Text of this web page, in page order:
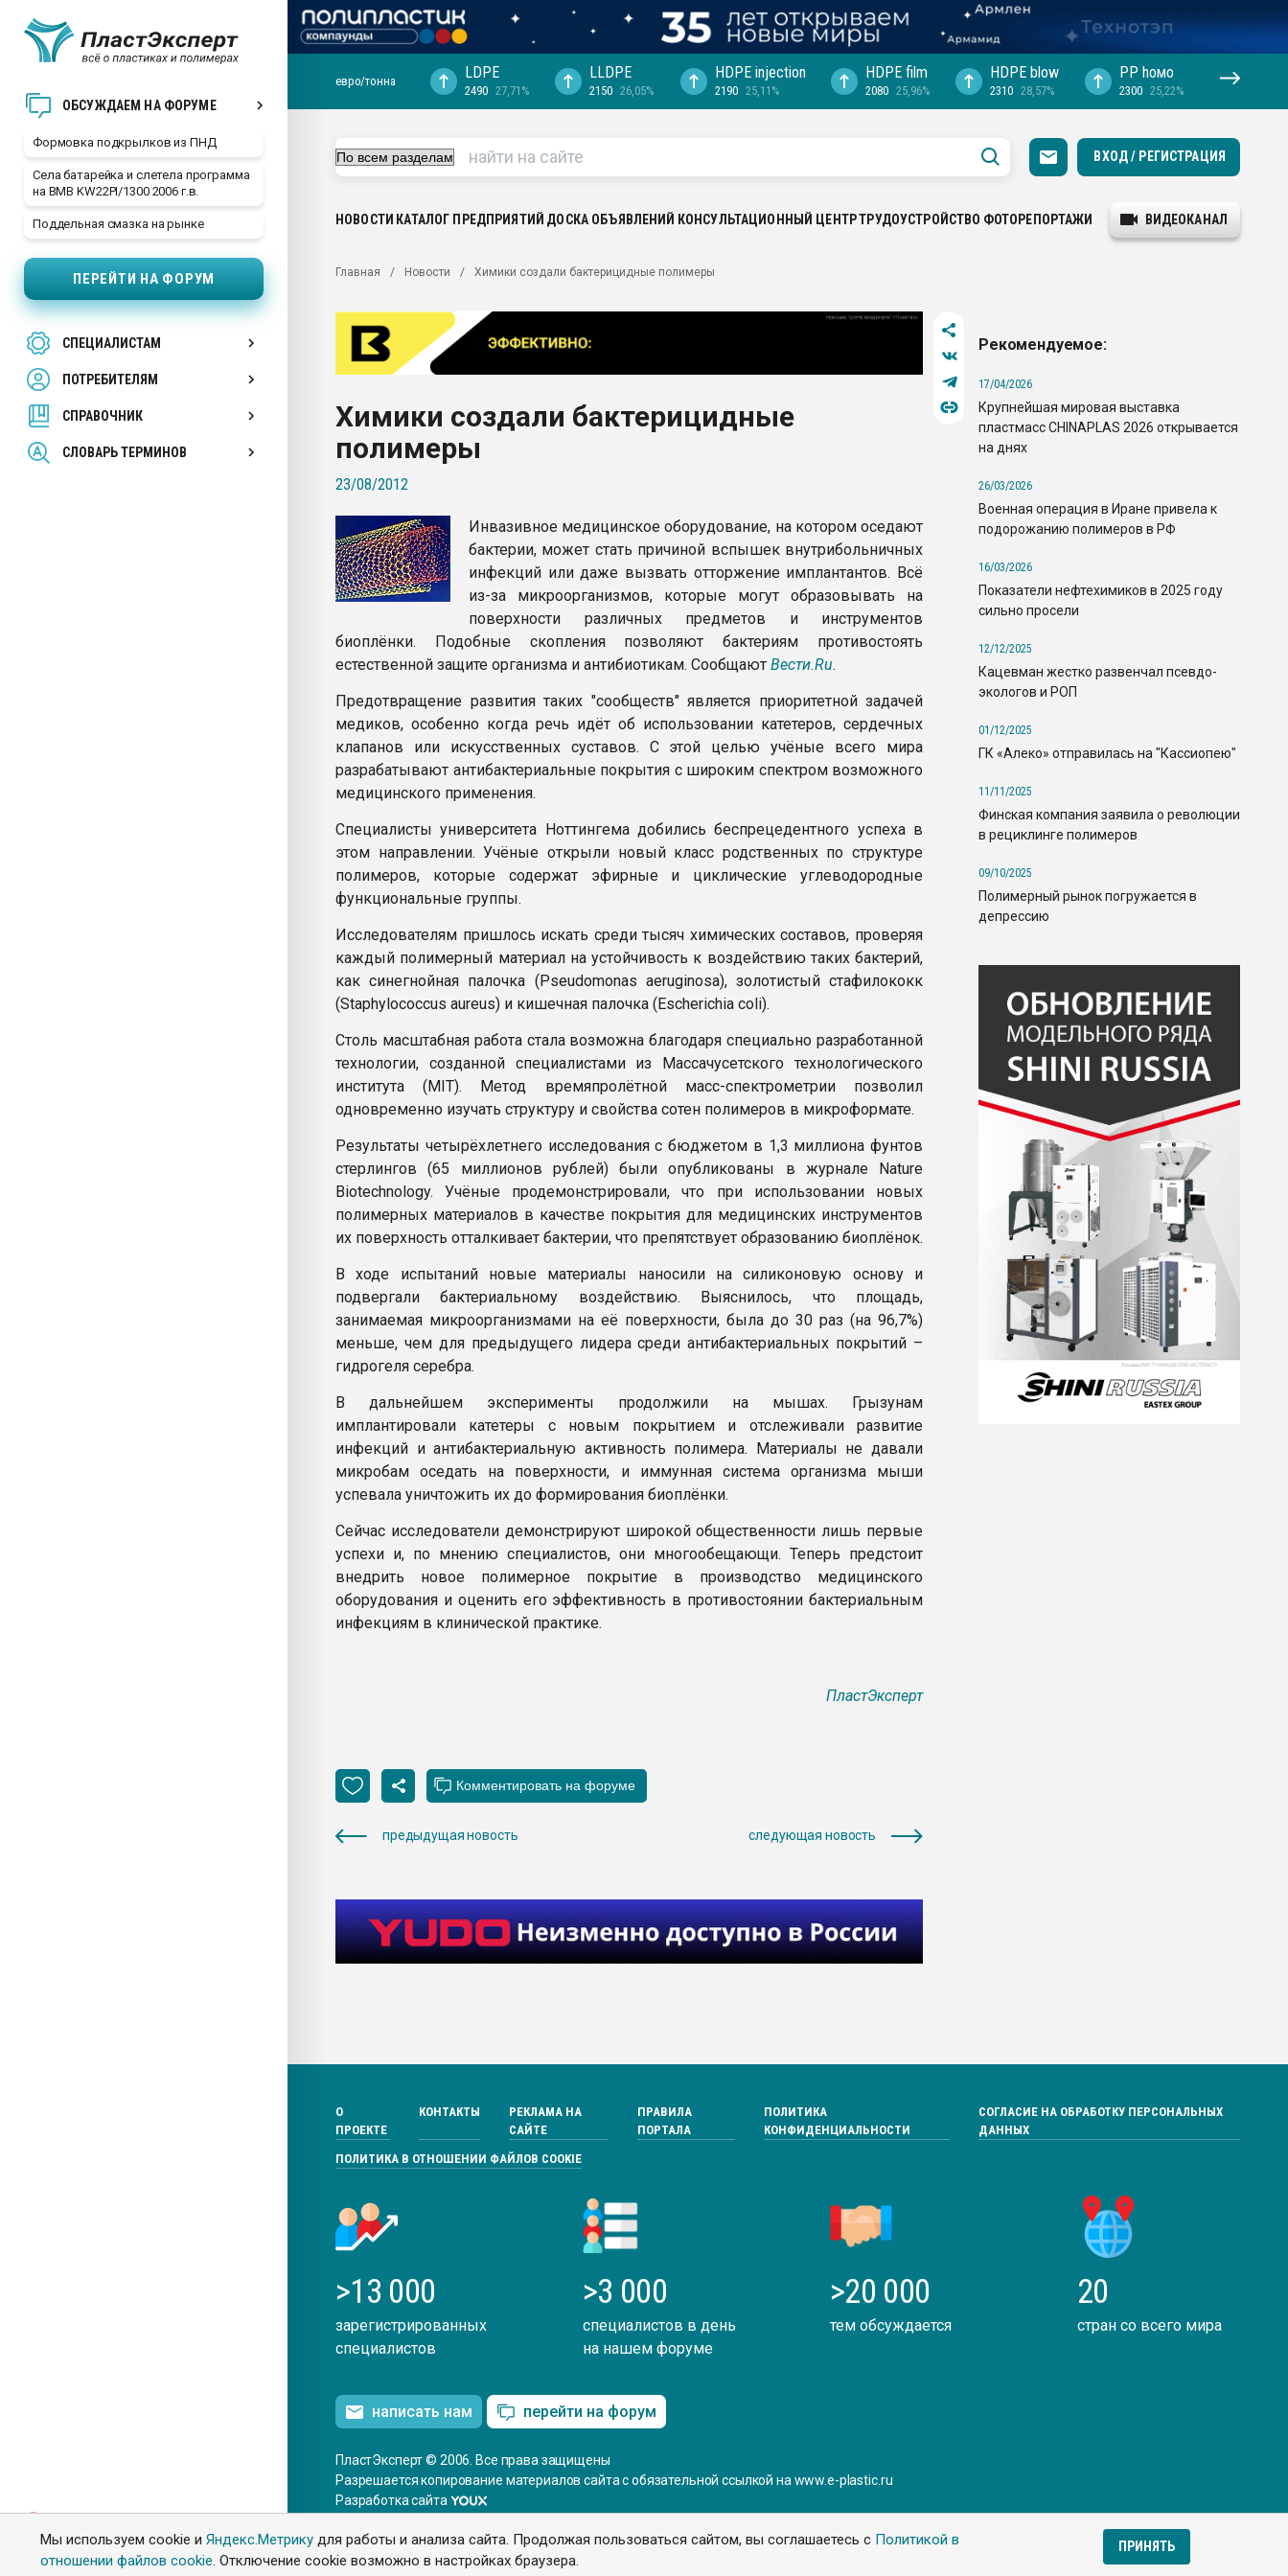
Мы используем cookie иЯндекс.Метрику для работы и анализа сайта. Продолжая пользоваться сайтом, вы соглашаетесь с Политикой в
отношении файлов cookie. Отключение cookie возможно в настройках браузера.
ПРИНЯТЬ
ОБСУЖДАЕМ НА ФОРУМЕ
Формовка подкрылков из ПНД
Села батарейка и слетела программа
на BMB KW22PI/1300 2006 г.в.
Поддельная смазка на рынке
ПЕРЕЙТИ НА ФОРУМ
СПЕЦИАЛИСТАМ
ПОТРЕБИТЕЛЯМ
СПРАВОЧНИК
СЛОВАРЬ ТЕРМИНОВ
29.07.2026 ФРП помог "Ижевскому
Вакуум-формовочные машины:
28.07.2026 Автоматизация выходит на
первый план в переработке
пластмасс
ситуацией на строительном рынке
Всё, что касается выдува ПЭТ
бутылок
ПЕРЕЙТИ НА ФОРУМ
евро/тонна LDPE
2490 27,71%
LLDPE
2150 26,05%
HDPE injection
2190 25,11%
HDPE film
2080 25,96%
HDPE blow
2310 28,57%
PP hомо
2300 25,22%
ВХОД / РЕГИСТРАЦИЯ
НОВОСТИ КАТАЛОГ ПРЕДПРИЯТИЙ ДОСКА ОБЪЯВЛЕНИЙ КОНСУЛЬТАЦИОННЫЙ ЦЕНТРТРУДОУСТРОЙСТВО ФОТОРЕПОРТАЖИ ВИДЕОКАНАЛ
Главная Новости Химики создали бактерицидные полимеры
Химики создали бактерицидные
полимеры
23/08/2012
Инвазивное медицинское оборудование, на котором оседают
бактерии, может стать причиной вспышек внутрибольничных
инфекций или даже вызвать отторжение имплантантов. Всё
из-за микроорганизмов, которые могут образовывать на
поверхности различных предметов и инструментов
биоплёнки. Подобные скопления позволяют бактериям противостоять
естественной защите организма и антибиотикам. Сообщают Вести.Ru.
Предотвращение развития таких "сообществ" является приоритетной задачей
медиков, особенно когда речь идёт об использовании катетеров, сердечных
клапанов или искусственных суставов. С этой целью учёные всего мира
разрабатывают антибактериальные покрытия с широким спектром возможного
медицинского применения.
Специалисты университета Ноттингема добились беспрецедентного успеха в
этом направлении. Учёные открыли новый класс родственных по структуре
полимеров, которые содержат эфирные и циклические углеводородные
функциональные группы.
Исследователям пришлось искать среди тысяч химических составов, проверяя
каждый полимерный материал на устойчивость к воздействию таких бактерий,
как синегнойная палочка (Pseudomonas aeruginosa), золотистый стафилококк
(Staphylococcus aureus) и кишечная палочка (Escherichia coli).
Столь масштабная работа стала возможна благодаря специально разработанной
технологии, созданной специалистами из Массачусетского технологического
института (MIT). Метод времяпролётной масс-спектрометрии позволил
одновременно изучать структуру и свойства сотен полимеров в микроформате.
Результаты четырёхлетнего исследования с бюджетом в 1,3 миллиона фунтов
стерлингов (65 миллионов рублей) были опубликованы в журнале Nature
Biotechnology. Учёные продемонстрировали, что при использовании новых
полимерных материалов в качестве покрытия для медицинских инструментов
их поверхность отталкивает бактерии, что препятствует образованию биоплёнок.
В ходе испытаний новые материалы наносили на силиконовую основу и
подвергали бактериальному воздействию. Выяснилось, что площадь,
занимаемая микроорганизмами на её поверхности, была до 30 раз (на 96,7%)
меньше, чем для предыдущего лидера среди антибактериальных покрытий –
гидрогеля серебра.
В дальнейшем эксперименты продолжили на мышах. Грызунам
имплантировали катетеры с новым покрытием и отслеживали развитие
инфекций и антибактериальную активность полимера. Материалы не давали
микробам оседать на поверхности, и иммунная система организма мыши
успевала уничтожить их до формирования биоплёнки.
Сейчас исследователи демонстрируют широкой общественности лишь первые
успехи и, по мнению специалистов, они многообещающи. Теперь предстоит
внедрить новое полимерное покрытие в производство медицинского
оборудования и оценить его эффективность в противостоянии бактериальным
инфекциям в клинической практике.
ПластЭксперт
предыдущая новость следующая новость
Рекомендуемое:
17/04/2026
Крупнейшая мировая выставка
пластмасс CHINAPLAS 2026 открывается
на днях
26/03/2026
Военная операция в Иране привела к
подорожанию полимеров в РФ
16/03/2026
Показатели нефтехимиков в 2025 году
сильно просели
12/12/2025
Кацевман жестко развенчал псевдо-
экологов и РОП
01/12/2025
ГК «Алеко» отправилась на "Кассиопею"
11/11/2025
Финская компания заявила о революции
в рециклинге полимеров
09/10/2025
Полимерный рынок погружается в
депрессию
О
ПРОЕКТЕ
КОНТАКТЫ
РЕКЛАМА НА
САЙТЕ
ПРАВИЛА
ПОРТАЛА
ПОЛИТИКА
КОНФИДЕНЦИАЛЬНОСТИ
СОГЛАСИЕ НА ОБРАБОТКУ ПЕРСОНАЛЬНЫХ
ДАННЫХ
ПОЛИТИКА В ОТНОШЕНИИ ФАЙЛОВ COOKIE
>13 000
зарегистрированных
специалистов
>3 000
специалистов в день
на нашем форуме
>20 000
тем обсуждается
20
стран со всего мира
написать нам перейти на форум
ПластЭксперт © 2006. Все права защищены
Разрешается копирование материалов сайта с обязательной ссылкой на www.e-plastic.ru
Разработка сайта